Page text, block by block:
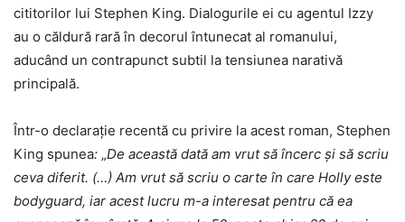
cititorilor lui Stephen King. Dialogurile ei cu agentul Izzy
au o căldură rară în decorul întunecat al romanului,
aducând un contrapunct subtil la tensiunea narativă
principală.
Într-o declarație recentă cu privire la acest roman, Stephen
King spunea: „De această dată am vrut să încerc și să scriu
ceva diferit. (…) Am vrut să scriu o carte în care Holly este
bodyguard, iar acest lucru m-a interesat pentru că ea